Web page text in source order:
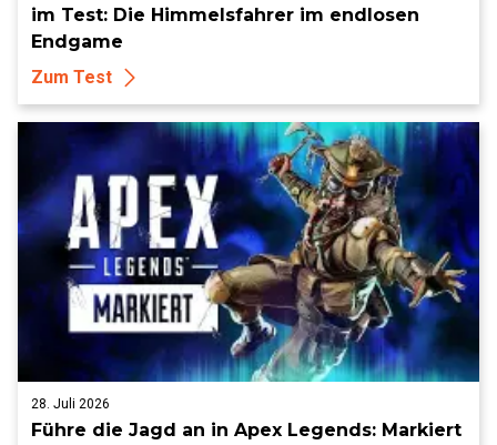
im Test: Die Himmelsfahrer im endlosen
Endgame
Zum Test
28. Juli 2026
Führe die Jagd an in Apex Legends: Markiert